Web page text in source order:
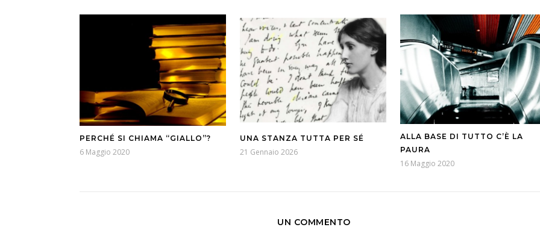
PERCHÉ SI CHIAMA “GIALLO”?
6 Maggio 2020
UNA STANZA TUTTA PER SÉ
21 Gennaio 2026
ALLA BASE DI TUTTO C’È LA
PAURA
16 Maggio 2020
UN COMMENTO